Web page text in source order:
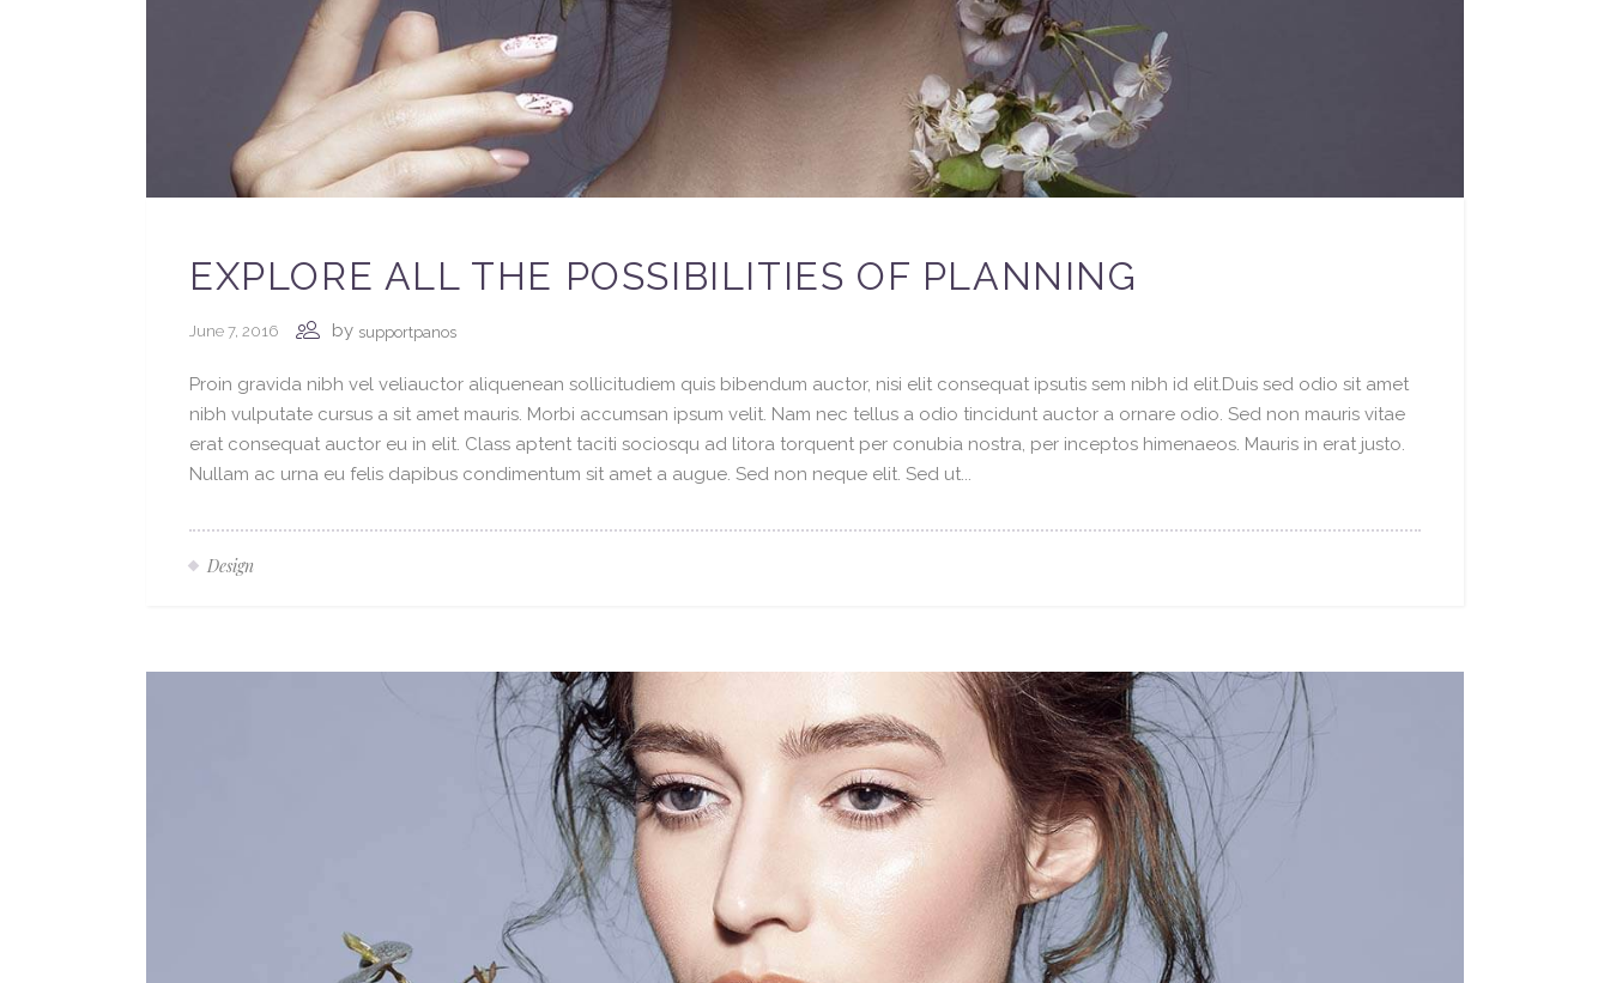
EXPLORE ALL THE POSSIBILITIES OF PLANNING
June 7, 2016 by supportpanos
Proin gravida nibh vel veliauctor aliquenean sollicitudiem quis bibendum auctor, nisi elit consequat ipsutis sem nibh id elit.Duis sed odio sit amet
nibh vulputate cursus a sit amet mauris. Morbi accumsan ipsum velit. Nam nec tellus a odio tincidunt auctor a ornare odio. Sed non mauris vitae
erat consequat auctor eu in elit. Class aptent taciti sociosqu ad litora torquent per conubia nostra, per inceptos himenaeos. Mauris in erat justo.
Nullam ac urna eu felis dapibus condimentum sit amet a augue. Sed non neque elit. Sed ut...
Design